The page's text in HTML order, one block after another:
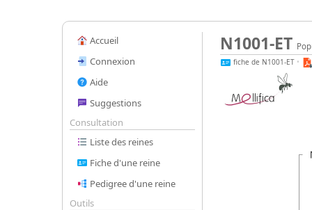
Accueil
Connexion
Aide
Suggestions
Consultation
Liste des reines
Fiche d'une reine
Pedigree d'une reine
Outils
N1001-ET
fiche de N1001-ET •